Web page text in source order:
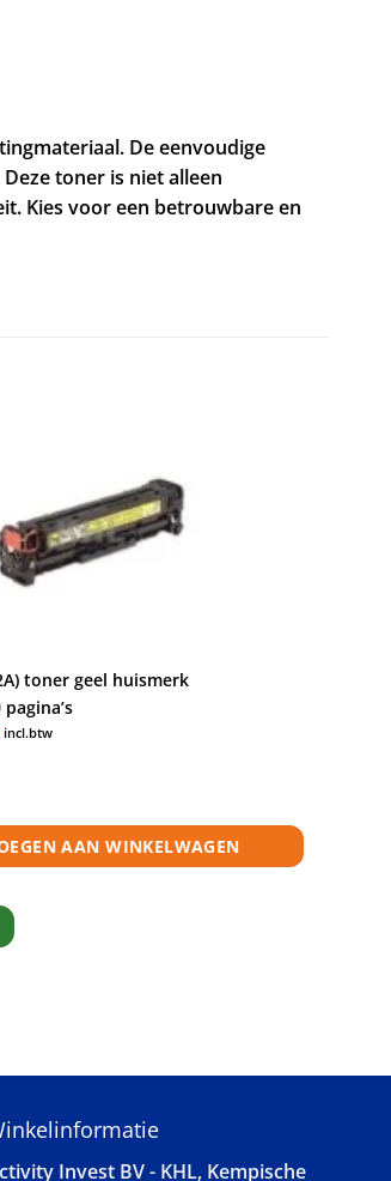
De eenvoudige
toner is niet alleen
Kies voor een betrouwbare en
toner geel huismerk
pagina’s
incl.btw
toner geel huismerk aantal
AAN WINKELWAGEN
Invest BV - KHL, Kempische